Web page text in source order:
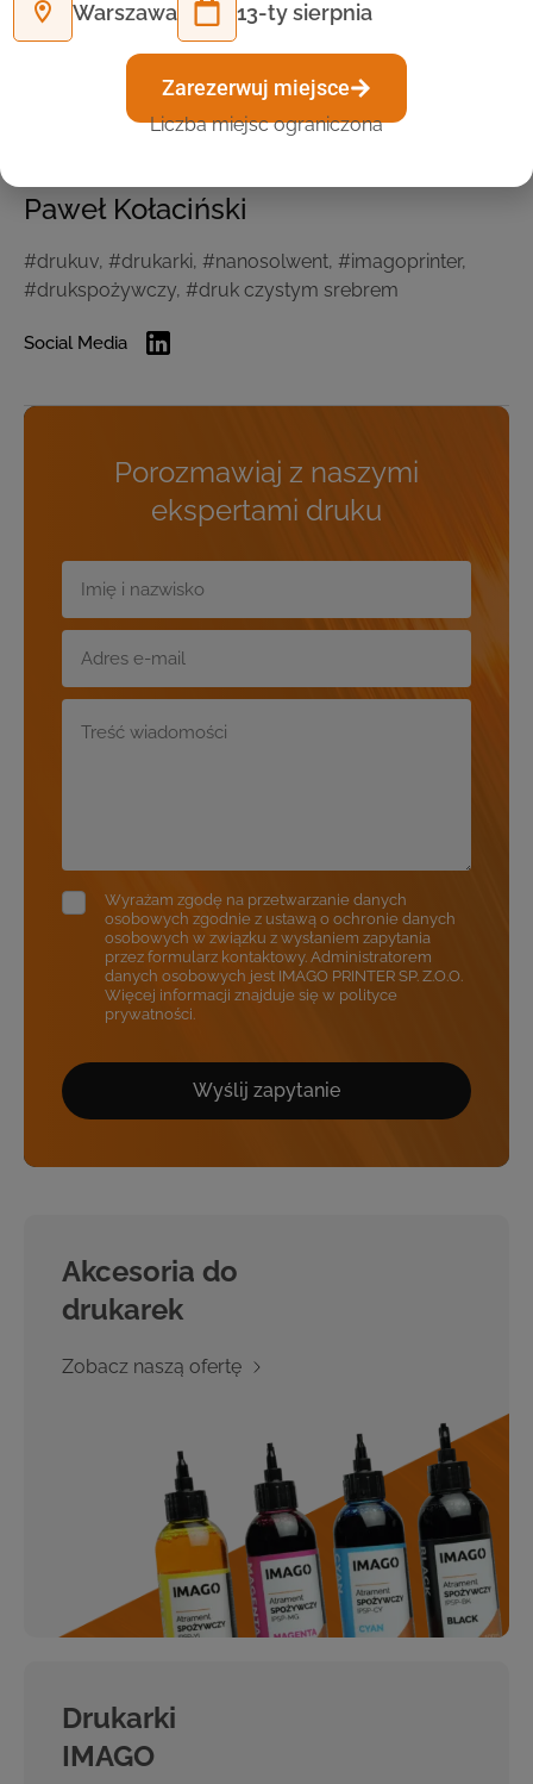
Paweł Kołaciński
#drukuv, #drukarki, #nanosolwent, #imagoprinter,
#drukspożywczy, #druk czystym srebrem
Social Media
Porozmawiaj z naszymi
ekspertami druku
Wyrażam zgodę na przetwarzanie danych
osobowych zgodnie z ustawą o ochronie danych
osobowych w związku z wysłaniem zapytania
przez formularz kontaktowy. Administratorem
danych osobowych jest IMAGO PRINTER SP. Z.O.O.
Więcej informacji znajduje się w polityce
prywatności.
Wyślij zapytanie
Akcesoria do
drukarek
Zobacz naszą ofertę
Drukarki
IMAGO
Warszawa 13-ty sierpnia
Zarezerwuj miejsce
Liczba miejsc ograniczona